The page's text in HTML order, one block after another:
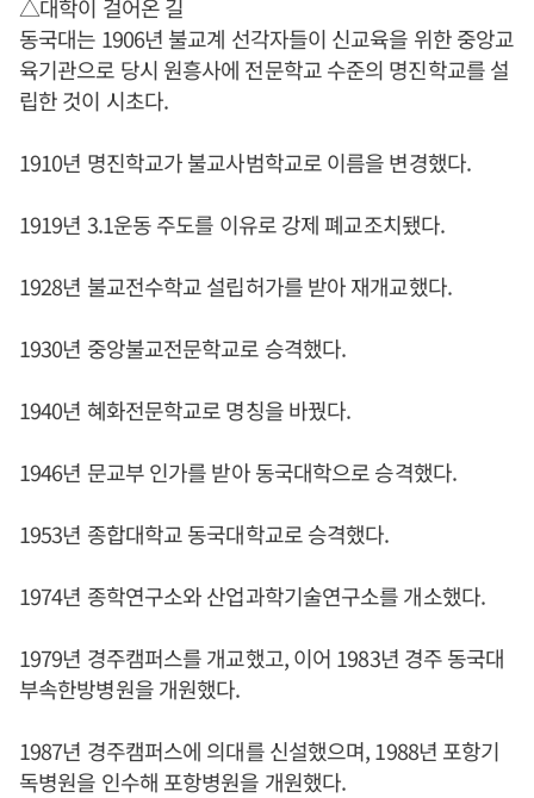
△대학이 걸어온 길
동국대는 1906년 불교계 선각자들이 신교육을 위한 중앙교
육기관으로 당시 원흥사에 전문학교 수준의 명진학교를 설
립한 것이 시초다.
1910년 명진학교가 불교사범학교로 이름을 변경했다.
1919년 3.1운동 주도를 이유로 강제 폐교조치됐다.
1928년 불교전수학교 설립허가를 받아 재개교했다.
1930년 중앙불교전문학교로 승격했다.
1940년 혜화전문학교로 명칭을 바꿨다.
1946년 문교부 인가를 받아 동국대학으로 승격했다.
1953년 종합대학교 동국대학교로 승격했다.
1974년 종학연구소와 산업과학기술연구소를 개소했다.
1979년 경주캠퍼스를 개교했고, 이어 1983년 경주 동국대
부속한방병원을 개원했다.
1987년 경주캠퍼스에 의대를 신설했으며, 1988년 포항기
독병원을 인수해 포항병원을 개원했다.